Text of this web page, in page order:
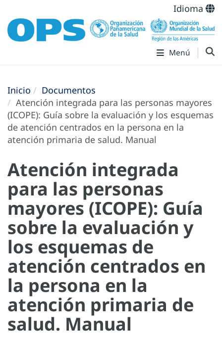
Idioma
Menú
Inicio
Documentos
Atención integrada para las personas mayores
(ICOPE): Guía sobre la evaluación y los esquemas
de atención centrados en la persona en la
atención primaria de salud. Manual
Atención integrada
para las personas
mayores (ICOPE): Guía
sobre la evaluación y
los esquemas de
atención centrados en
la persona en la
atención primaria de
salud. Manual